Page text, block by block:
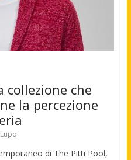
collezione che
la percezione
di The Pitti Pool,